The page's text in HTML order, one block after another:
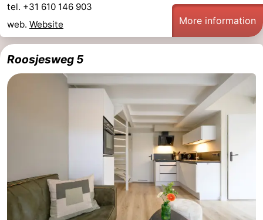
tel. +31 610 146 903
web. Website More information
Roosjesweg 5